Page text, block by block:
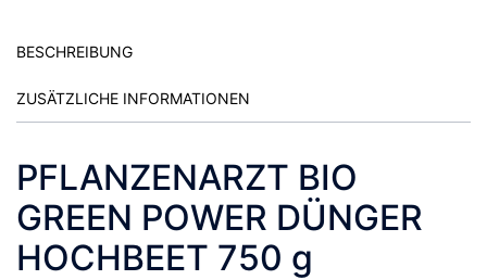
BESCHREIBUNG
ZUSÄTZLICHE INFORMATIONEN
PFLANZENARZT BIO
GREEN POWER DÜNGER
HOCHBEET 750 g